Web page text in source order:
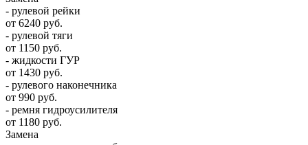
- рулевой рейки
от 6240 руб.
- рулевой тяги
от 1150 руб.
- жидкости ГУР
от 1430 руб.
- рулевого наконечника
от 990 руб.
- ремня гидроусилителя
от 1180 руб.
Замена